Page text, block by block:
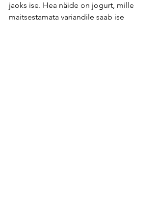
jaoks ise. Hea näide on jogurt, mille
maitsestamata variandile saab ise